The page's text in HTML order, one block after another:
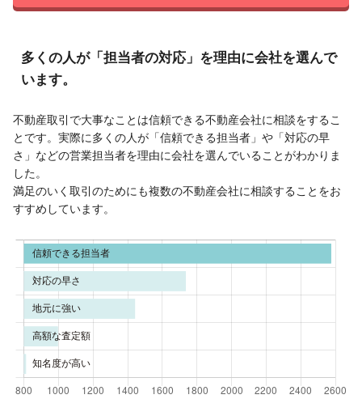
多くの人が「担当者の対応」を理由に会社を選んで
います。
不動産取引で大事なことは信頼できる不動産会社に相談をするこ
とです。実際に多くの人が「信頼できる担当者」や「対応の早
さ」などの営業担当者を理由に会社を選んでいることがわかりま
した。
満足のいく取引のためにも複数の不動産会社に相談することをお
すすめしています。